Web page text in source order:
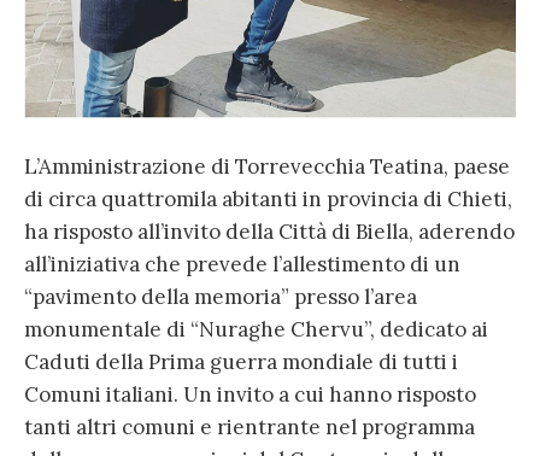
L’Amministrazione di Torrevecchia Teatina, paese
di circa quattromila abitanti in provincia di Chieti,
ha risposto all’invito della Città di Biella, aderendo
all’iniziativa che prevede l’allestimento di un
“pavimento della memoria” presso l’area
monumentale di “Nuraghe Chervu”, dedicato ai
Caduti della Prima guerra mondiale di tutti i
Comuni italiani. Un invito a cui hanno risposto
tanti altri comuni e rientrante nel programma